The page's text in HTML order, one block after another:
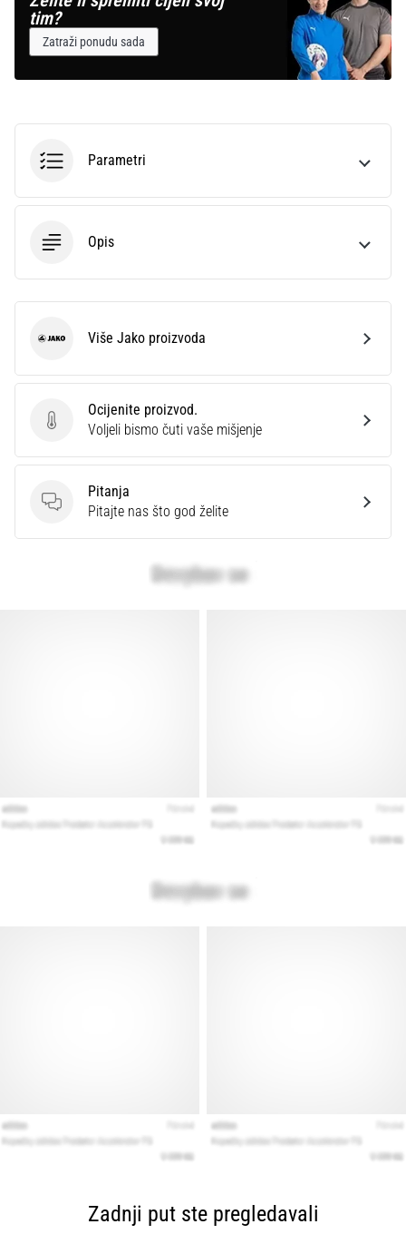
tim?
Zatraži ponudu sada
Parametri
Opis
Ocijenite proizvod.
Ocijenite proizvod.
Voljeli bismo čuti vaše mišjenje
Pitanja
Pitanja
Pitajte nas što god želite
Jako Više Jako proizvoda
Zadnji put ste pregledavali